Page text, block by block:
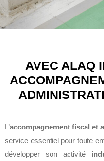
AVEC ALAQ
L’accompagnement fiscal et
service essentiel pour toute
développer son activité